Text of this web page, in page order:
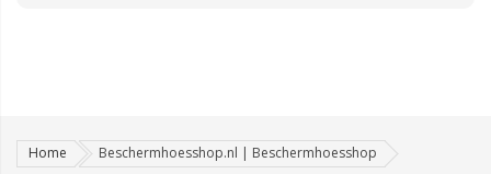
Home Beschermhoesshop.nl | Beschermhoesshop